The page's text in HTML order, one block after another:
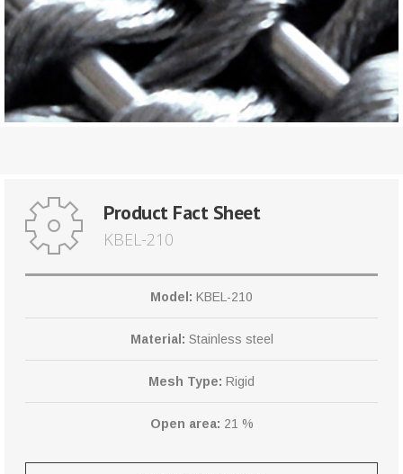
Product Fact Sheet
KBEL-210
Model: KBEL-210
Material: Stainless steel
Mesh Type: Rigid
Open area: 21 %